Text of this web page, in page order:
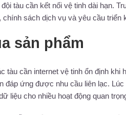
tàu cần kết nối vệ tinh dài hạn.
sách dịch vụ và yêu cầu triển
sản phẩm
cần internet vệ tinh ổn định khi
đáp ứng được nhu cầu liên lạc.
liệu cho nhiều hoạt động quan